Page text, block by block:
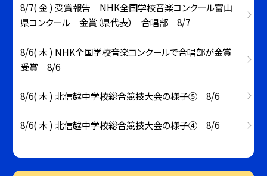
8/7( 金 ) 受賞報告 NHK全国学校音楽コンクール富山
県コンクール 金賞（県代表） 合唱部 8/7
8/6( 木 ) NHK全国学校音楽コンクールで合唱部が金賞
受賞 8/6
8/6( 木 ) 北信越中学校総合競技大会の様子⑤ 8/6
8/6( 木 ) 北信越中学校総合競技大会の様子④ 8/6